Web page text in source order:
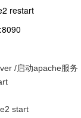
restart
/启动apache服务
start